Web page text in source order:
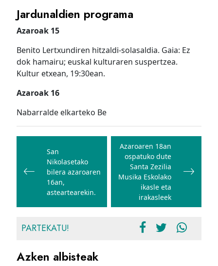
Jardunaldien programa
Azaroak 15
Benito Lertxundiren hitzaldi-solasaldia. Gaia: Ez
dok hamairu; euskal kulturaren suspertzea.
Kultur etxean, 19:30ean.
Azaroak 16
Nabarralde elkarteko Be
Bidalketetan
zehar
nabigatu
San
Nikolasetako
bilera azaroaren
16an,
asteartearekin.
Azaroaren 18an
ospatuko dute
Santa Zezilia
Musika Eskolako
ikasle eta
irakasleek
PARTEKATU!
Azken albisteak